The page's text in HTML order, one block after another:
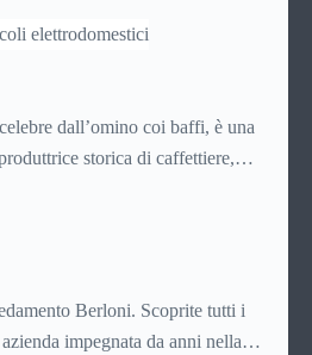
è importante per capire
In questo articolo una
un’azienda d’arredo come
dall’omino coi baffi, è una
storica di caffettiere,
caffè; con i marchi Aeternum e
lunga storia, una filosofia di
rigorosa, e promuove inoltre un
Berloni. Scoprite tutti i
impegnata da anni nella